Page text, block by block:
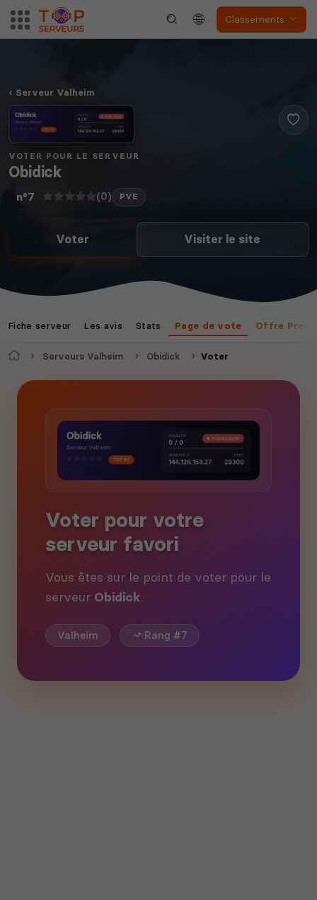
Classements
Serveur Valheim
VOTER POUR LE SERVEUR
Obidick
n°7 (0) PVE
Voter Visiter le site
Fiche serveur Les avis Stats Page de vote Offre
AccueilServeurs Valheim Obidick Voter
Voter pour votre
serveur favori
Vous êtes sur le point de voter pour le
serveur Obidick.
Valheim Rang #7